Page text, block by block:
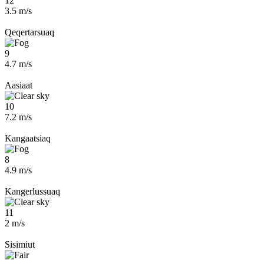
3.5 m/s
Qeqertarsuaq
9
4.7 m/s
Aasiaat
10
7.2 m/s
Kangaatsiaq
8
4.9 m/s
Kangerlussuaq
11
2 m/s
Sisimiut